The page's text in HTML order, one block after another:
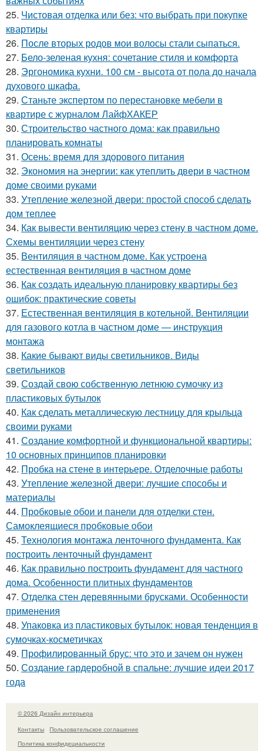
25. Чистовая отделка или без: что выбрать при покупке
квартиры
26. После вторых родов мои волосы стали сыпаться.
27. Бело-зеленая кухня: сочетание стиля и комфорта
28. Эргономика кухни. 100 см - высота от пола до начала
духового шкафа.
29. Станьте экспертом по перестановке мебели в
квартире с журналом ЛайфХАКЕР
30. Строительство частного дома: как правильно
планировать комнаты
31. Осень: время для здорового питания
32. Экономия на энергии: как утеплить двери в частном
доме своими руками
33. Утепление железной двери: простой способ сделать
дом теплее
34. Как вывести вентиляцию через стену в частном доме.
Схемы вентиляции через стену
35. Вентиляция в частном доме. Как устроена
естественная вентиляция в частном доме
36. Как создать идеальную планировку квартиры без
ошибок: практические советы
37. Естественная вентиляция в котельной. Вентиляции
для газового котла в частном доме — инструкция
монтажа
38. Какие бывают виды светильников. Виды
светильников
39. Создай свою собственную летнюю сумочку из
пластиковых бутылок
40. Как сделать металлическую лестницу для крыльца
своими руками
41. Создание комфортной и функциональной квартиры:
10 основных принципов планировки
42. Пробка на стене в интерьере. Отделочные работы
43. Утепление железной двери: лучшие способы и
материалы
44. Пробковые обои и панели для отделки стен.
Самоклеящиеся пробковые обои
45. Технология монтажа ленточного фундамента. Как
построить ленточный фундамент
46. Как правильно построить фундамент для частного
дома. Особенности плитных фундаментов
47. Отделка стен деревянными брусками. Особенности
применения
48. Упаковка из пластиковых бутылок: новая тенденция в
сумочках-косметичках
49. Профилированный брус: что это и зачем он нужен
50. Создание гардеробной в спальне: лучшие идеи 2017
года
© 2026 Дизайн интерьера
Контакты
Пользовательское соглашение
Политика конфидециальности